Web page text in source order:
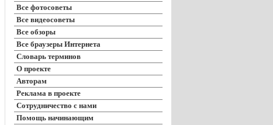
Все фотосоветы
Все видеосоветы
Все обзоры
Все браузеры Интернета
Словарь терминов
О проекте
Авторам
Реклама в проекте
Сотрудничество с нами
Помощь начинающим